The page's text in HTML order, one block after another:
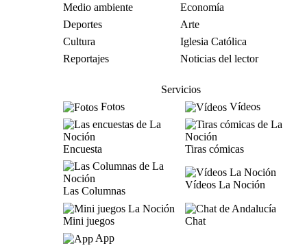
Medio ambiente
Economía
Deportes
Arte
Cultura
Iglesia Católica
Reportajes
Noticias del lector
Servicios
Fotos
Vídeos
Encuesta Tiras cómicas
Las Columnas
Vídeos La Noción
Mini juegos
Chat
App